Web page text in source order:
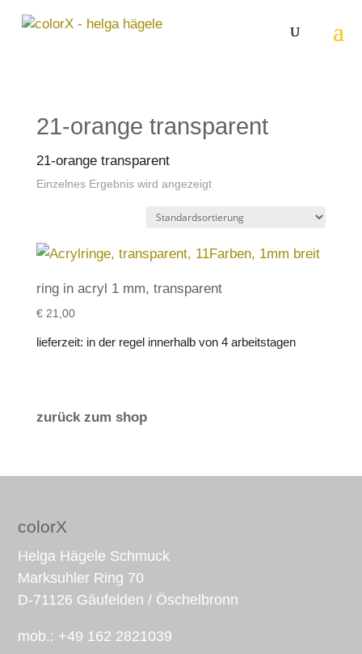
21-orange transparent
21-orange transparent
Einzelnes Ergebnis wird angezeigt
ring in acryl 1 mm, transparent
€21,00
lieferzeit: in der regel innerhalb von 4 arbeitstagen
zurück zum shop
colorX
Helga Hägele Schmuck
Marksuhler Ring 70
D-71126 Gäufelden / Öschelbronn
mob.: +49 162 2821039